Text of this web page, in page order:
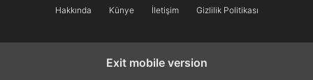
Hakkında Künye İletişim Gizlilik Politikası
Exit mobile version